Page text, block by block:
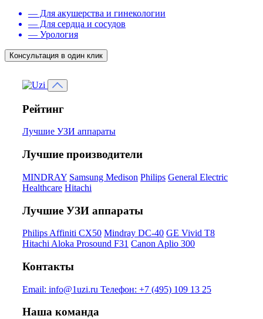
— Для акушерства и гинекологии
— Для сердца и сосудов
— Урология
Консультация в один клик
Рейтинг
Лучшие УЗИ аппараты
Лучшие производители
MINDRAY Samsung Medison Philips General Electric
Healthcare Hitachi
Лучшие УЗИ аппараты
Philips Affiniti CX50 Mindray DC-40 GE Vivid T8
Hitachi Aloka Prosound F31 Canon Aplio 300
Контакты
Email: info@1uzi.ru Телефон: +7 (495) 109 13 25
Наша команда